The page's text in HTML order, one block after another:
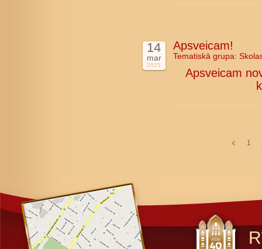
14
mar
2025
Apsveicam!
Tematiskā grupa:
Apsveicam
1